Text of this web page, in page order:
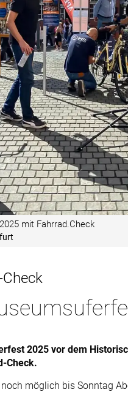
mit Fahrrad.Check
2025 vor dem
Check.
möglich bis Sonntag